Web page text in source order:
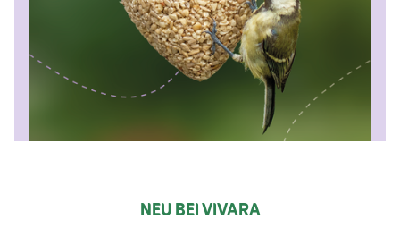
NEU BEI VIVARA